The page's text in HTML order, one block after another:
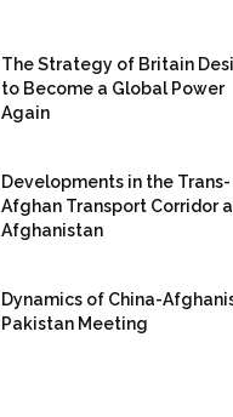
The Strategy of Britain
to Become a Global Power
Again
Developments in the Trans-
Afghan Transport Corridor
Afghanistan
Dynamics of China-
Pakistan Meeting